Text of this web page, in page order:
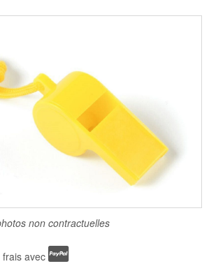
non contractuelles
avec